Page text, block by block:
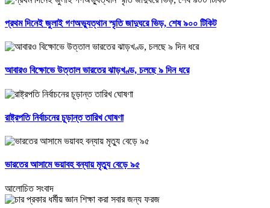
প্রথম দিনেই জুলাই গণঅভ্যুত্থান স্মৃতি জাদুঘরে ভিড়, শেষ ৯০০ টিকিট
আবারও বিক্ষোভে উত্তাল ভারতের ঝাড়খণ্ড, চলছে ৯ দিন ধরে
রাষ্ট্রপতি নির্বাচনের চূড়ান্ত তারিখ ঘোষণা
ভারতের আসামে ভয়াবহ বন্যায় মৃত্যু বেড়ে ৯৫
আলোচিত সংবাদ